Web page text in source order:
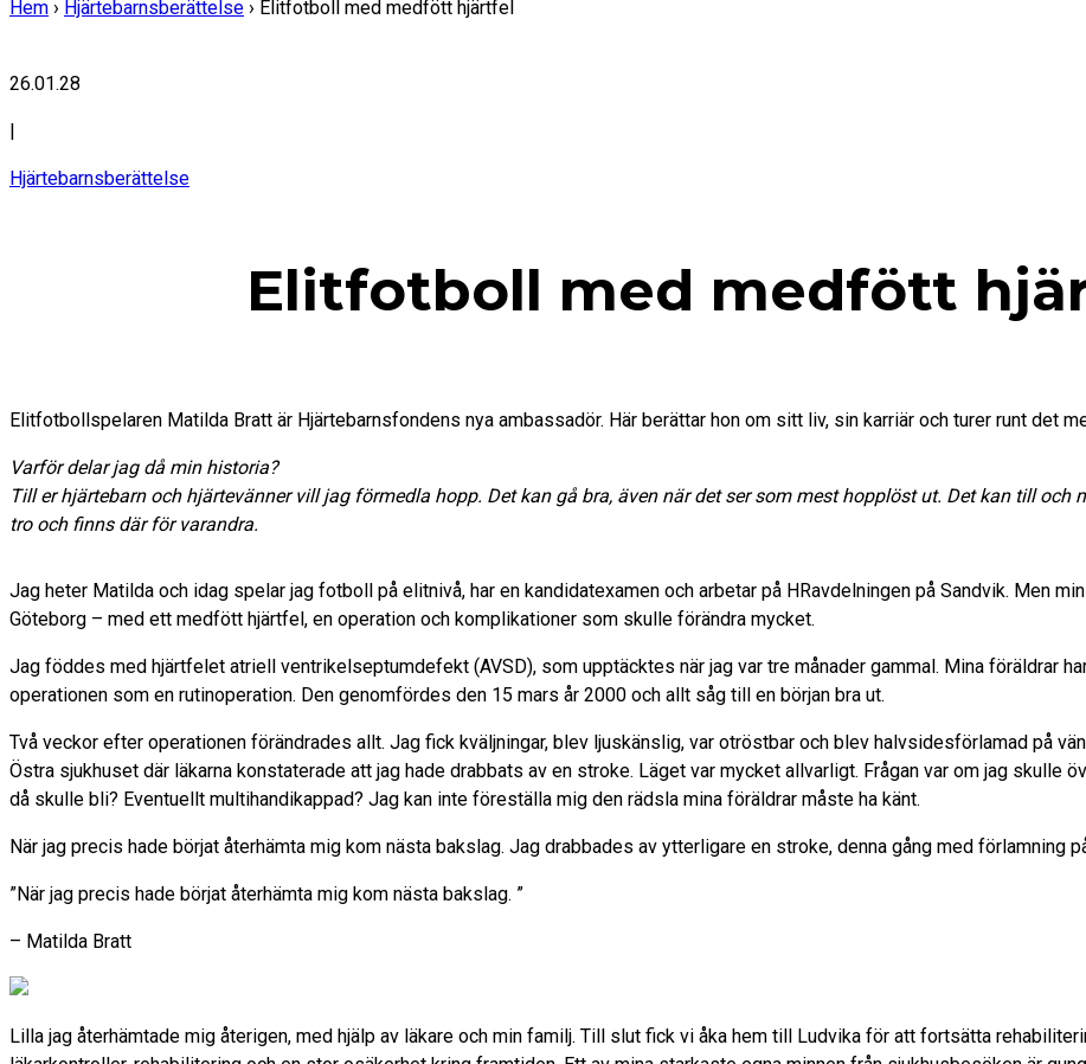
Hem › Hjärtebarnsberättelse › Elitfotboll med medfött hjärtfel
26.01.28
|
Hjärtebarnsberättelse
Elitfotboll med medfött
Elitfotbollspelaren Matilda Bratt är Hjärtebarnsfondens nya ambassadör. Här berättar hon om sitt liv, sin karriär och turer runt det
Varför delar jag då min historia?
Till er hjärtebarn och hjärtevänner vill jag förmedla hopp. Det kan gå bra, även när det ser som mest hopplöst ut. Det kan till och
tro och finns där för varandra.
Jag heter Matilda och idag spelar jag fotboll på elitnivå, har en kandidatexamen och arbetar på HRavdelningen på Sandvik. Men
Göteborg – med ett medfött hjärtfel, en operation och komplikationer som skulle förändra mycket.
Jag föddes med hjärtfelet atriell ventrikelseptumdefekt (AVSD), som upptäcktes när jag var tre månader gammal. Mina föräldrar
operationen som en rutinoperation. Den genomfördes den 15 mars år 2000 och allt såg till en början bra ut.
Två veckor efter operationen förändrades allt. Jag fick kväljningar, blev ljuskänslig, var otröstbar och blev halvsidesförlamad på
Östra sjukhuset där läkarna konstaterade att jag hade drabbats av en stroke. Läget var mycket allvarligt. Frågan var om jag skulle
då skulle bli? Eventuellt multihandikappad? Jag kan inte föreställa mig den rädsla mina föräldrar måste ha känt.
När jag precis hade börjat återhämta mig kom nästa bakslag. Jag drabbades av ytterligare en stroke, denna gång med förlamning
”När jag precis hade börjat återhämta mig kom nästa bakslag. ”
– Matilda Bratt
Lilla jag återhämtade mig återigen, med hjälp av läkare och min familj. Till slut fick vi åka hem till Ludvika för att fortsätta